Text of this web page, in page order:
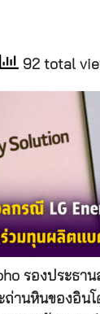
92 total
รองประธา
ถ่านหินของอินโ